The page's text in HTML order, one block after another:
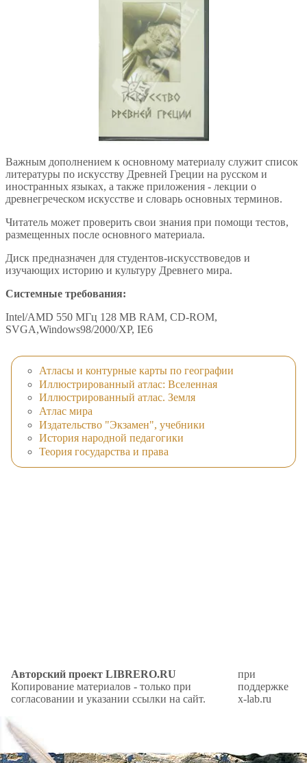
Важным дополнением к основному материалу служит список
литературы по искусству Древней Греции на русском и
иностранных языках, а также приложения - лекции о
древнегреческом искусстве и словарь основных терминов.
Читатель может проверить свои знания при помощи тестов,
размещенных после основного материала.
Диск предназначен для студентов-искусствоведов и
изучающих историю и культуру Древнего мира.
Системные требования:
Intel/AMD 550 МГц 128 MB RAM, CD-ROM,
SVGA,Windows98/2000/XP, IE6
Атласы и контурные карты по географии
Иллюстрированный атлас: Вселенная
Иллюстрированный атлас. Земля
Атлас мира
Издательство "Экзамен", учебники
История народной педагогики
Теория государства и права
Авторский проект LIBRERO.RU
Копирование материалов - только при
согласовании и указании ссылки на сайт.
при
поддержке
x-lab.ru